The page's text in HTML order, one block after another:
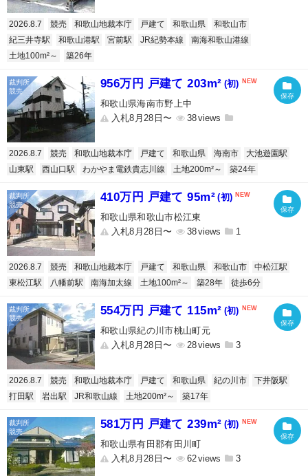
2026.8.7 競売 和歌山地裁本庁 戸建て 和歌山県
和歌山市
紀三井寺駅
和歌山港駅 宮前駅 JR紀勢本線
南海和歌山港線
土地100m²～
築26年
956万円 戸建て 203m² (初)
和歌山県海南市野上中
入札8月28日〜
38
2026.8.7 競売 和歌山地裁本庁 戸建て 和歌山県 海南市
大池遊園駅
山東駅
西山口駅 わかやま電鉄貴志川線 土地200m²～ 築24年
410万円 戸建て 95m² (初)
和歌山県和歌山市松江東
入札8月28日〜
38 1
2026.8.7 競売 和歌山地裁本庁 戸建て 和歌山県 和歌山市
中松江駅
東松江駅
八幡前駅 南海加太線 土地100m²～ 築28年 徒歩6分
554万円 戸建て 115m² (初)
和歌山県紀の川市桃山町元
入札8月28日〜
28 3
2026.8.7 競売 和歌山地裁本庁 戸建て 和歌山県 紀の川市
下井阪駅
打田駅
岩出駅 JR和歌山線 土地200m²～ 築17年
581万円 戸建て 239m² (初)
和歌山県有田郡有田川町
入札8月28日〜
62 3